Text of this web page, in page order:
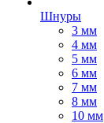
Шнуры
3 мм
4 мм
5 мм
6 мм
7 мм
8 мм
10 мм